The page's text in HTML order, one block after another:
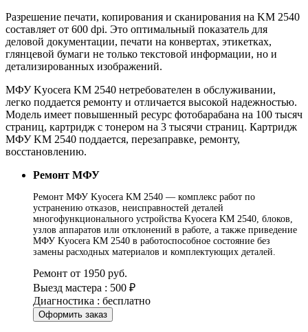
Разрешение печати, копирования и сканирования на KM 2540
составляет от 600 dpi. Это оптимальный показатель для
деловой документации, печати на конвертах, этикетках,
глянцевой бумаги не только текстовой информации, но и
детализированных изображений.
МФУ Kyocera KM 2540 нетребователен в обслуживании,
легко поддается ремонту и отличается высокой надежностью.
Модель имеет повышенный ресурс фотобарабана на 100 тысяч
страниц, картридж с тонером на 3 тысячи страниц. Картридж
МФУ KM 2540 поддается, перезаправке, ремонту,
восстановлению.
Ремонт МФУ
Ремонт МФУ Kyocera KM 2540 — комплекс работ по
устранению отказов, неисправностей деталей
многофункционального устройства Kyocera KM 2540, блоков,
узлов аппаратов или отклонений в работе, а также приведение
МФУ Kyocera KM 2540 в работоспособное состояние без
замены расходных материалов и комплектующих деталей.
Ремонт от 1950 руб.
Выезд мастера : 500 ₽
Диагностика : бесплатно
Оформить заказ